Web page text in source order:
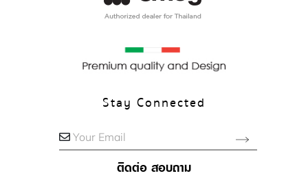
Stay Connected
Your Email
ติดต่อ สอบถาม